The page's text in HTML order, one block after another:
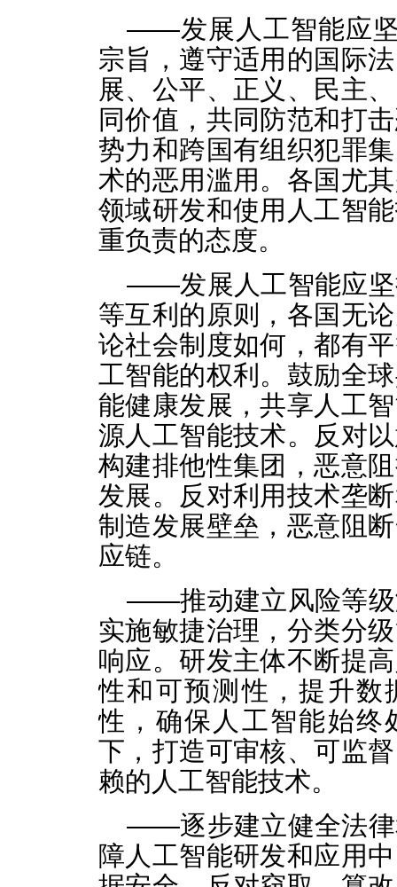
——发展人工智能应坚
宗旨，遵守适用的国际
展、公平、正义、民主
同价值，共同防范和打
势力和跨国有组织犯罪
术的恶用滥用。各国尤
领域研发和使用人工智
重负责的态度。
——发展人工智能应坚
等互利的原则，各国无
论社会制度如何，都有
工智能的权利。鼓励全
能健康发展，共享人工
源人工智能技术。反对
构建排他性集团，恶意
发展。反对利用技术垄
制造发展壁垒，恶意阻
应链。
——推动建立风险等级
实施敏捷治理，分类分
响应。研发主体不断提
性和可预测性，提升数
性，确保人工智能始终
下，打造可审核、可监
赖的人工智能技术。
——逐步建立健全法律
障人工智能研发和应用